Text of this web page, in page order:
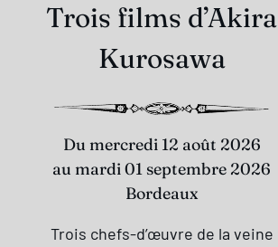
Trois films d’Akira
Kurosawa
Du mercredi 12 août 2026
au mardi 01 septembre 2026
Bordeaux
Trois chefs-d’œuvre de la veine